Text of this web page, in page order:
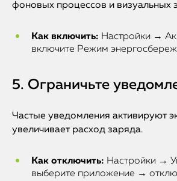
фоновых процессов и визуальных
Как включить: Настройки →
включите Режим
5. Ограничьте
Частые уведомления активируют
увеличивает расход заряда.
Как отключить: Настройки →
выберите приложение →